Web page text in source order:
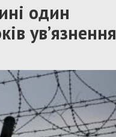
один
ув’язнення